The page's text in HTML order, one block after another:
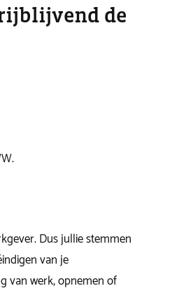
de
Dus jullie stemmen
van je
van werk, opnemen of